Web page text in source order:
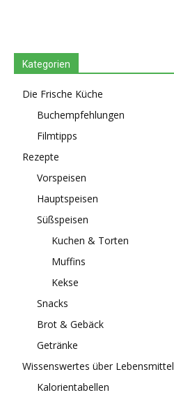
Kategorien
Die Frische Küche
Buchempfehlungen
Filmtipps
Rezepte
Vorspeisen
Hauptspeisen
Süßspeisen
Kuchen & Torten
Muffins
Kekse
Snacks
Brot & Gebäck
Getränke
Wissenswertes über Lebensmittel
Kalorientabellen